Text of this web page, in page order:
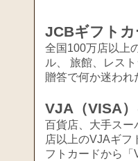
JCBギフトカ
全国100万店以上
ル、 旅館、レス
贈答で何か迷わ
VJA（VISA
百貨店、大手スー
店以上のVJAギフ
フトカードから